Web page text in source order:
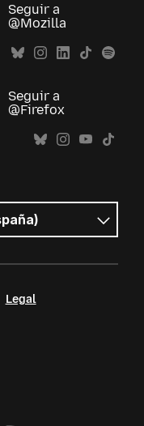
Seguir a
@Mozilla
Seguir a
@Firefox
Legal